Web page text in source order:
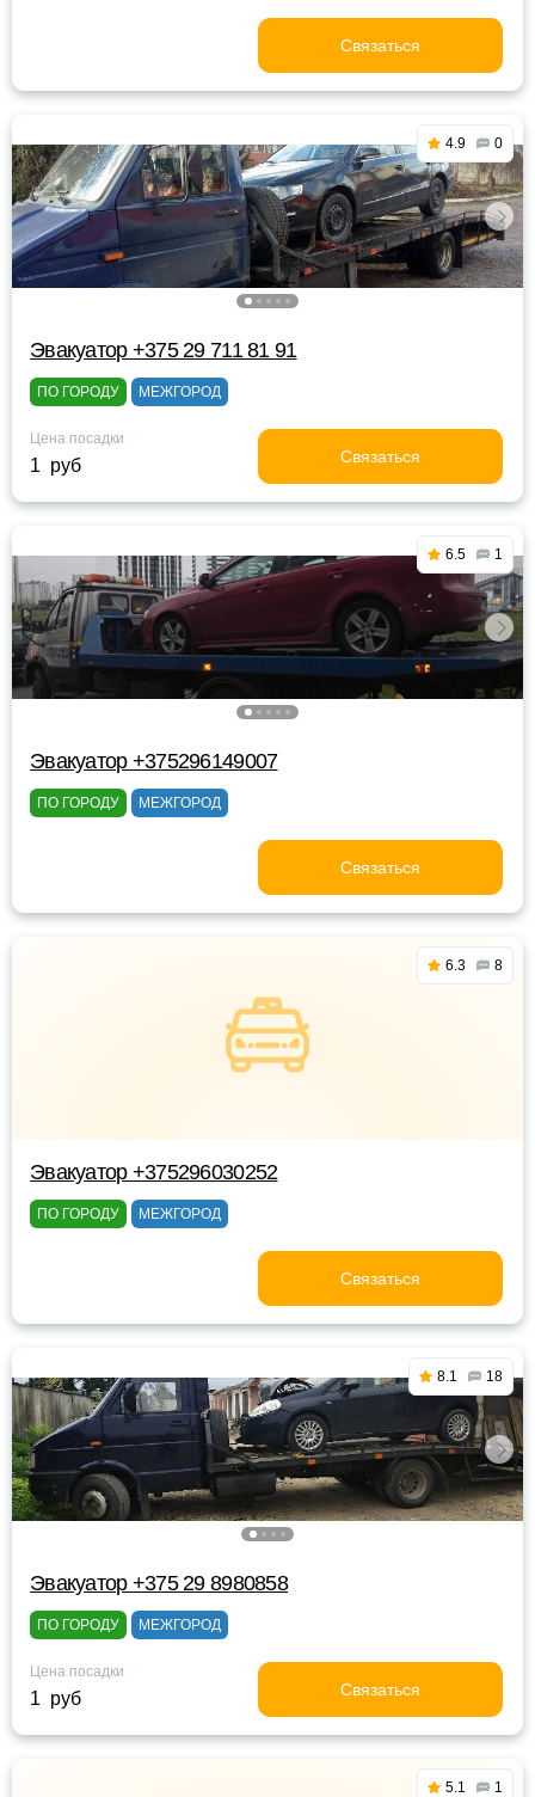
Связаться
4.9 0
Эвакуатор +375 29 711 81 91
ПО ГОРОДУ МЕЖГОРОД
Цена посадки
1 руб Связаться
6.5 1
Эвакуатор +375296149007
ПО ГОРОДУ МЕЖГОРОД
Связаться
6.3 8
Эвакуатор +375296030252
ПО ГОРОДУ МЕЖГОРОД
Связаться
8.1 18
Эвакуатор +375 29 8980858
ПО ГОРОДУ МЕЖГОРОД
Цена посадки
1 руб Связаться
5.1 1